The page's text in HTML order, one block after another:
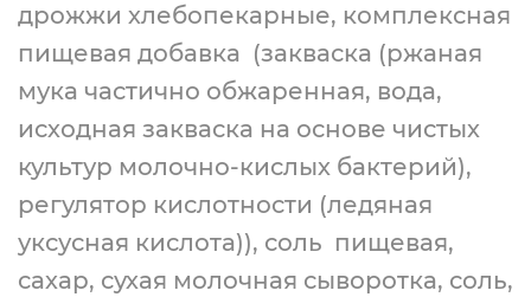
дрожжи хлебопекарные, комплексная
пищевая добавка (закваска (ржаная
мука частично обжаренная, вода,
исходная закваска на основе чистых
культур молочно-кислых бактерий),
регулятор кислотности (ледяная
уксусная кислота)), соль пищевая,
сахар, сухая молочная сыворотка, соль,